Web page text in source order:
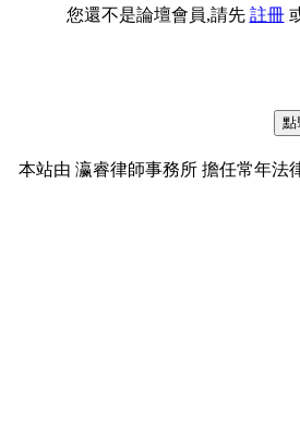
您還不是論壇會員,請先 註冊
本站由 瀛睿律師事務所 擔任常年法